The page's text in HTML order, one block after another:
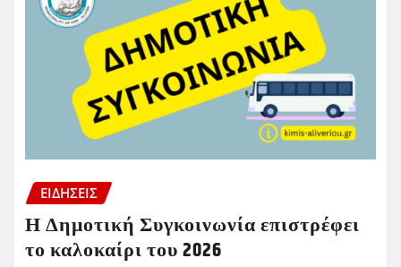
ΕΙΔΗΣΕΙΣ
Η Δημοτική Συγκοινωνία επιστρέφει
το καλοκαίρι του 2026